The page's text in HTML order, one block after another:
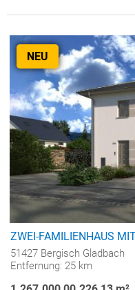
NEU
ZWEI-FAMILIENHAUS
51427 Bergisch Gladbach
Entfernung: 25 km